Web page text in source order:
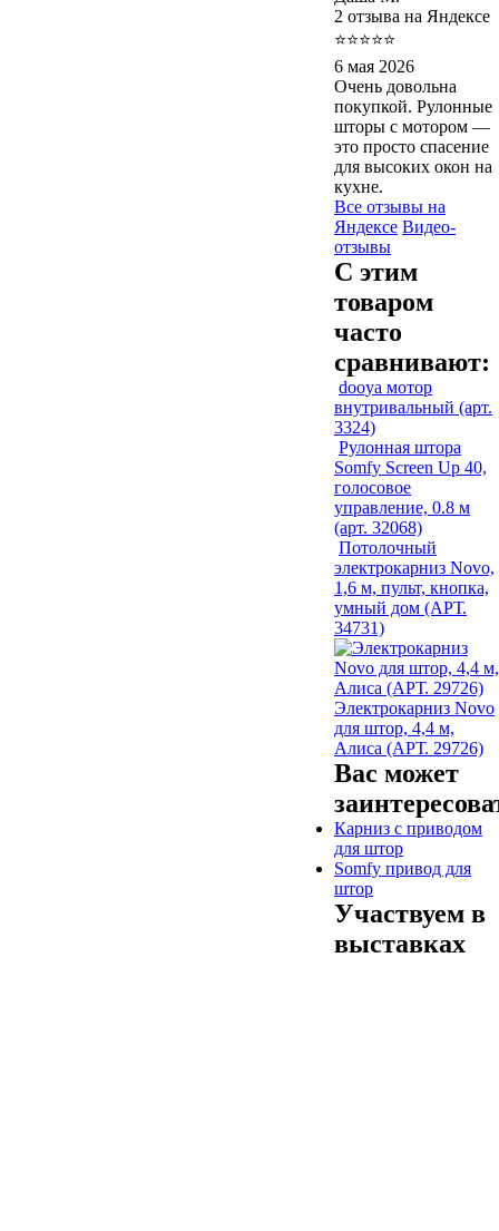
2 отзыва на Яндексе
⭐⭐⭐⭐⭐
6 мая 2026
Очень довольна
покупкой. Рулонные
шторы с мотором —
это просто спасение
для высоких окон на
кухне.
Все отзывы на
Яндексе Видео-
отзывы
С этим
товаром
часто
сравнивают:
dooya мотор
внутривальный (арт.
3324)
Рулонная штора
Somfy Screen Up 40,
голосовое
управление, 0.8 м
(арт. 32068)
Потолочный
электрокарниз Novo,
1,6 м, пульт, кнопка,
умный дом (АРТ.
34731)
Электрокарниз Novo
для штор, 4,4 м,
Алиса (АРТ. 29726)
Вас может
Карниз с приводом
для штор
Somfy привод для
штор
Участвуем в
выставках